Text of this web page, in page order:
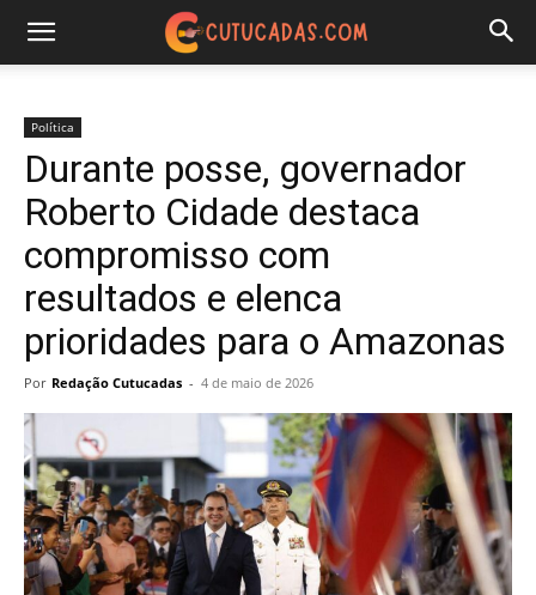
Política
Durante posse, governador
Roberto Cidade destaca
compromisso com
resultados e elenca
prioridades para o Amazonas
Por Redação Cutucadas - 4 de maio de 2026